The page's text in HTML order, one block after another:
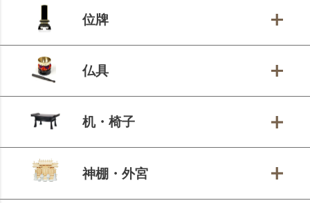
位牌
仏具
机・椅子
神棚・外宮